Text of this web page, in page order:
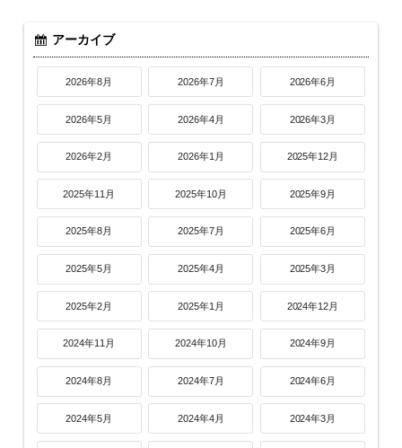
アーカイブ
2026年8月 2026年7月 2026年6月
2026年5月 2026年4月 2026年3月
2026年2月 2026年1月 2025年12月
2025年11月 2025年10月 2025年9月
2025年8月 2025年7月 2025年6月
2025年5月 2025年4月 2025年3月
2025年2月 2025年1月 2024年12月
2024年11月 2024年10月 2024年9月
2024年8月 2024年7月 2024年6月
2024年5月 2024年4月 2024年3月